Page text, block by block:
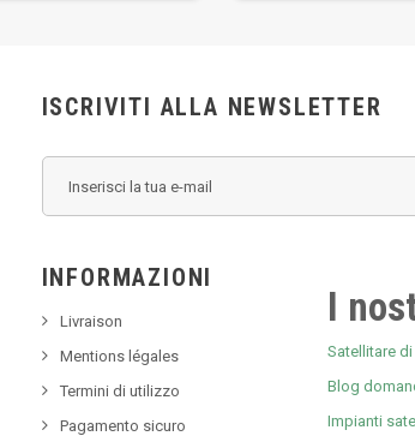
ISCRIVITI ALLA NEWSLETTER
INFORMAZIONI
Livraison
Mentions légales
Termini di utilizzo
Pagamento sicuro
I
Satellitare
Blog
Impianti